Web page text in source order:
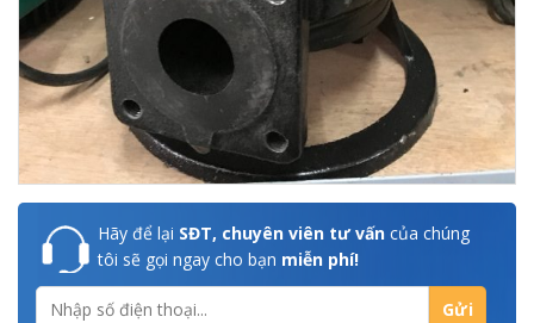
Hãy để lại SĐT, chuyên viên tư vấn của chúng
tôi sẽ gọi ngay cho bạn miễn phí!